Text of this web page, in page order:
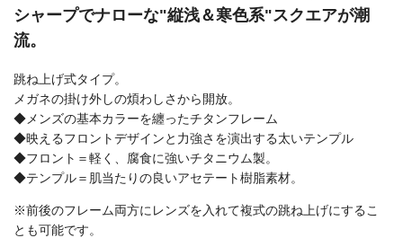
シャープでナローな"縦浅＆寒色系"スクエアが潮
流。
跳ね上げ式タイプ。
メガネの掛け外しの煩わしさから開放。
◆メンズの基本カラーを纏ったチタンフレーム
◆映えるフロントデザインと力強さを演出する太いテンプル
◆フロント＝軽く、腐食に強いチタニウム製。
◆テンプル＝肌当たりの良いアセテート樹脂素材。
※前後のフレーム両方にレンズを入れて複式の跳ね上げにするこ
とも可能です。